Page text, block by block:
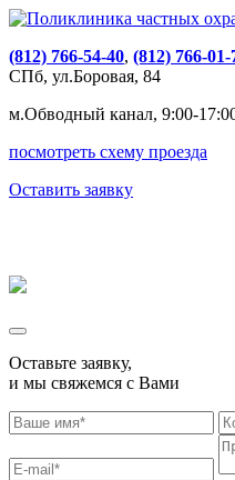
(812) 766-54-40, (812) 766-01-
СПб, ул.Боровая, 84
м.Обводный канал, 9:00-
посмотреть схему проезда
Оставить заявку
Оставьте заявку,
и мы свяжемся с Вами